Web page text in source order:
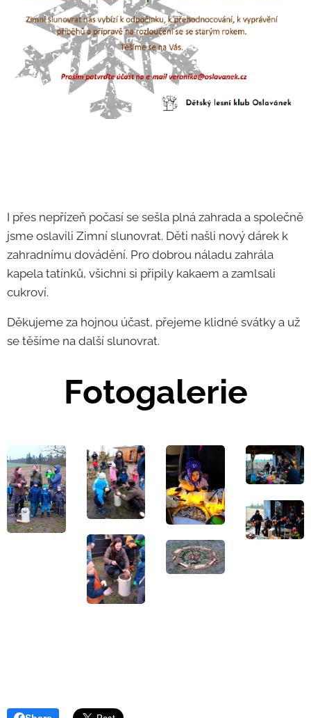
I přes nepřízeň počasí se sešla plná zahrada a společně
jsme oslavili Zimní slunovrat. Děti našli nový dárek k
zahradnímu dovádění. Pro dobrou náladu zahrála
kapela tatínků, všichni si připily kakaem a zamlsali
cukroví.
Děkujeme za hojnou účast, přejeme klidné svátky a už
se těšíme na další slunovrat.
Fotogalerie